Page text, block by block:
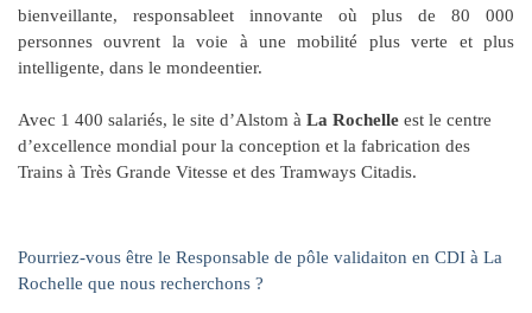
bienveillante, responsableet innovante où plus de 80 000
personnes ouvrent la voie à une mobilité plus verte et plus
intelligente, dans le mondeentier.
Avec 1 400 salariés, le site d’Alstom à La Rochelle est le centre
d’excellence mondial pour la conception et la fabrication des
Trains à Très Grande Vitesse et des Tramways Citadis.
Pourriez-vous être le Responsable de pôle validaiton en CDI à La
Rochelle que nous recherchons ?